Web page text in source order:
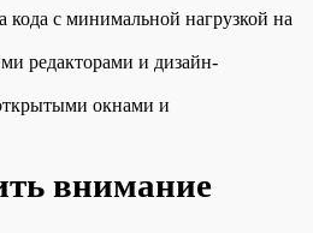
кода с минимальной нагрузкой на
редакторами и дизайн-
окнами и
внимание